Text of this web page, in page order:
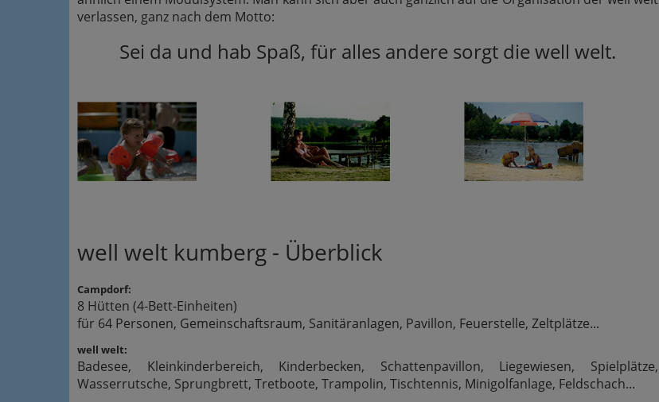
verlassen, ganz nach dem Motto:
Sei da und hab Spaß, für alles andere sorgt die well welt.
well welt kumberg - Überblick
Campdorf:
8 Hütten (4-Bett-Einheiten)
für 64 Personen, Gemeinschaftsraum, Sanitäranlagen, Pavillon, Feuerstelle, Zeltplätze...
well welt:
Badesee, Kleinkinderbereich, Kinderbecken, Schattenpavillon, Liegewiesen, Spielplätze,
Wasserrutsche, Sprungbrett, Tretboote, Trampolin, Tischtennis, Minigolfanlage, Feldschach...